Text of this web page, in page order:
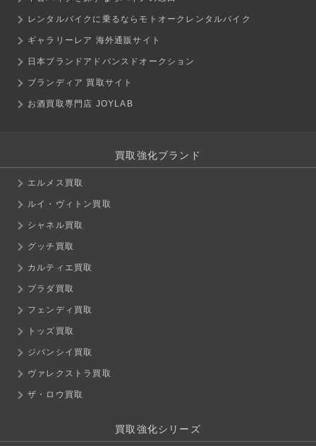
レンタルバイクに乗るならモトオークレンタルバイク
ギャラリーレア 海外通販サイト
日本ブランドアドバンスドオークション
ブランディア 買取サイト
お酒買取専門店 JOYLAB
買取強化ブランド
エルメス買取
ルイ・ヴィトン買取
シャネル買取
グッチ買取
カルティエ買取
プラダ買取
フェンディ買取
トッズ買取
ジバンシイ買取
ヴァレクストラ買取
ザ・ロウ買取
買取強化シリーズ